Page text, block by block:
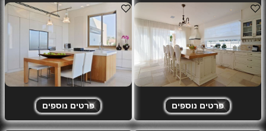
פרטים נוספים פרטים נוספים